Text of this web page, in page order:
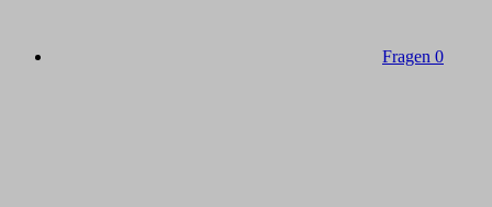
Fragen 0